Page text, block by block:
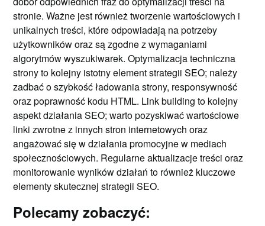
stronie. Ważne jest również tworzenie wartościowych i
unikalnych treści, które odpowiadają na potrzeby
użytkowników oraz są zgodne z wymaganiami
algorytmów wyszukiwarek. Optymalizacja techniczna
strony to kolejny istotny element strategii SEO; należy
zadbać o szybkość ładowania strony, responsywność
oraz poprawność kodu HTML. Link building to kolejny
aspekt działania SEO; warto pozyskiwać wartościowe
linki zwrotne z innych stron internetowych oraz
angażować się w działania promocyjne w mediach
społecznościowych. Regularne aktualizacje treści oraz
monitorowanie wyników działań to również kluczowe
elementy skutecznej strategii SEO.
Polecamy zobaczyć: